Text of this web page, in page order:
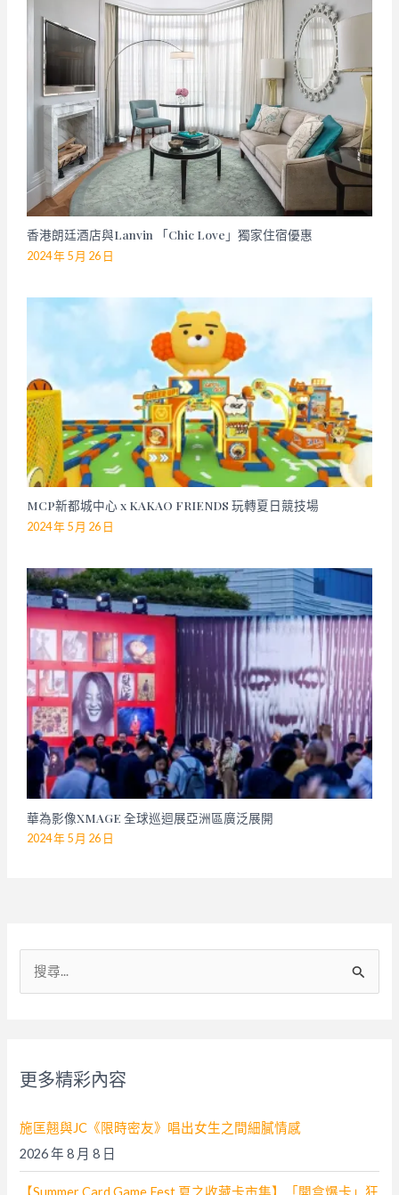
香港朗廷酒店與Lanvin 「Chic Love」獨家住宿優惠
2024 年 5 月 26 日
MCP新都城中心 x KAKAO FRIENDS 玩轉夏日競技場
2024 年 5 月 26 日
華為影像XMAGE 全球巡迴展亞洲區廣泛展開
2024 年 5 月 26 日
:
更多精彩內容
施匡翹與JC《限時密友》唱出女生之間細膩情感
2026 年 8 月 8 日